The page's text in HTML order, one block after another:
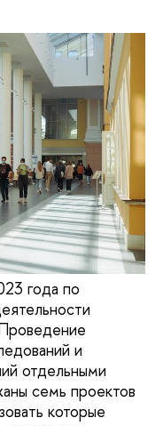
года по
и
отдельными
семь проектов
которые